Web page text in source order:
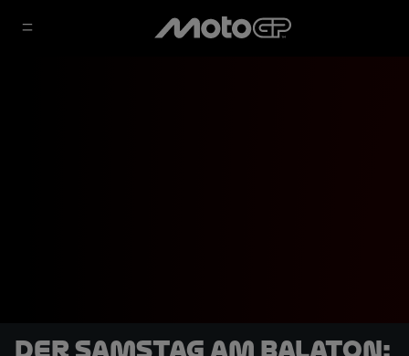
Der Samstag am Balaton: